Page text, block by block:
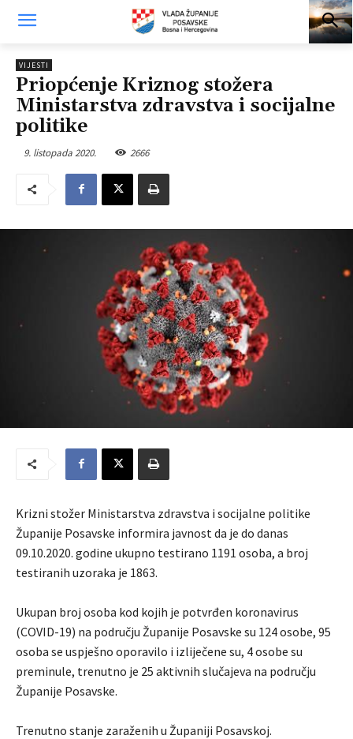
VIJESTI
Priopćenje Kriznog stožera
Ministarstva zdravstva i socijalne
politike
9. listopada 2020. 2666
Krizni stožer Ministarstva zdravstva i socijalne politike
Županije Posavske informira javnost da je do danas
09.10.2020. godine ukupno testirano 1191 osoba, a broj
testiranih uzoraka je 1863.
Ukupan broj osoba kod kojih je potvrđen koronavirus
(COVID-19) na području Županije Posavske su 124 osobe, 95
osoba se uspješno oporavilo i izliječene su, 4 osobe su
preminule, trenutno je 25 aktivnih slučajeva na području
Županije Posavske.
Trenutno stanje zaraženih u Županiji Posavskoj.